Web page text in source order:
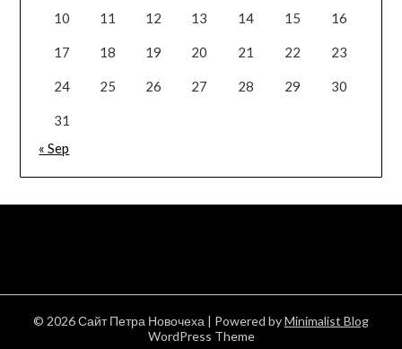
10 11 12 13 14 15 16
17 18 19 20 21 22 23
24 25 26 27 28 29 30
31
« Sep
© 2026 Сайт Петра Новочеха | Powered byMinimalist Blog
WordPress Theme